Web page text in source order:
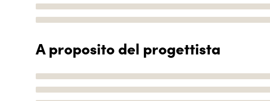
A proposito del progettista